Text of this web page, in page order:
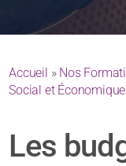
Accueil » Nos
Social et Économique
Les